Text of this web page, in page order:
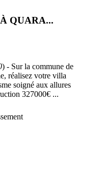
QUARA...
) - Sur la commune de
réalisez votre villa
soigné aux allures
327000€ ...